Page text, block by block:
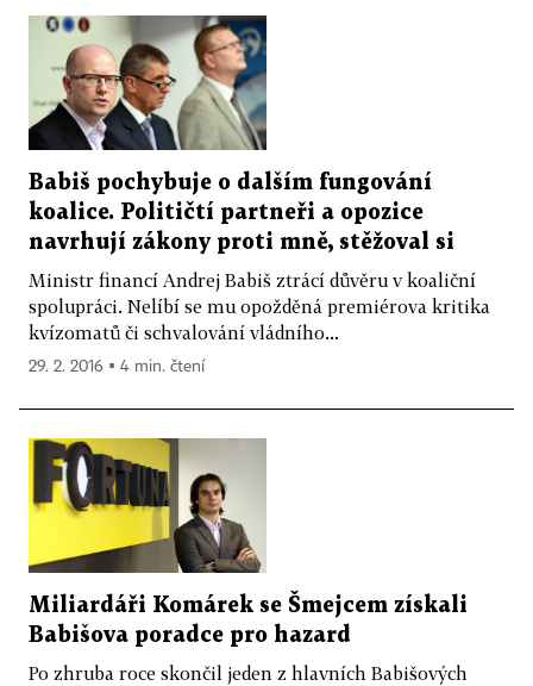
Babiš pochybuje o dalším fungování
koalice. Političtí partneři a opozice
navrhují zákony proti mně, stěžoval si
Ministr financí Andrej Babiš ztrácí důvěru v koaliční
spolupráci. Nelíbí se mu opožděná premiérova kritika
kvízomatů či schvalování vládního...
29. 2. 2016 ▪ 4 min. čtení
Miliardáři Komárek se Šmejcem získali
Babišova poradce pro hazard
Po zhruba roce skončil jeden z hlavních Babišových